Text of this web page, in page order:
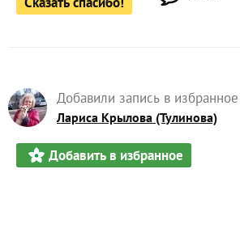
Добавили запись в избранное
Лариса Крылова (Тулинова)
Добавить в избранное